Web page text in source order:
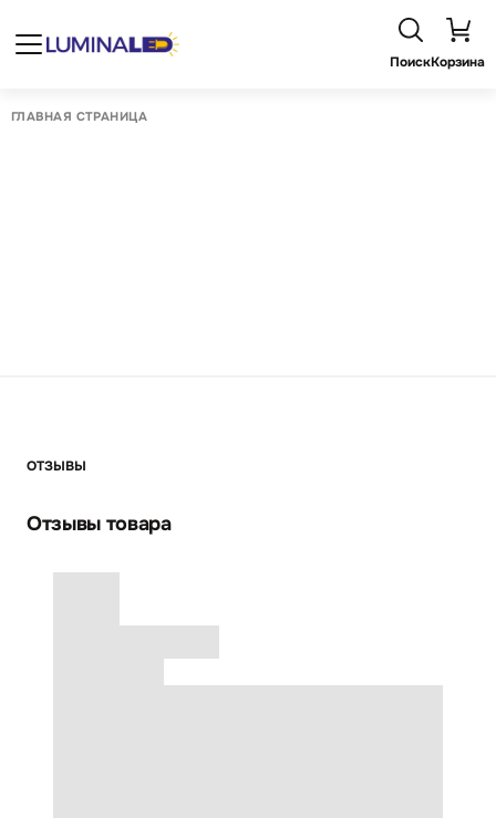
ПоискКорзина
ГЛАВНАЯ СТРАНИЦА
ОТЗЫВЫ
Отзывы товара